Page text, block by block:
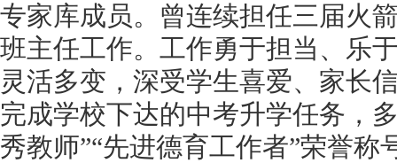
专家库成员。曾连续担任三届火
班主任工作。工作勇于担当、乐
灵活多变，深受学生喜爱、家长
完成学校下达的中考升学任务，
秀教师”“先进德育工作者”荣誉称